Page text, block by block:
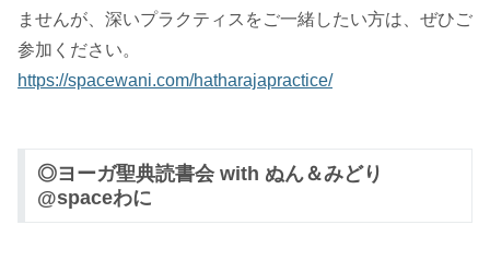
ませんが、深いプラクティスをご一緒したい方は、ぜひご
参加ください。
https://spacewani.com/hatharajapractice/
◎ヨーガ聖典読書会 with ぬん＆みどり
@spaceわに